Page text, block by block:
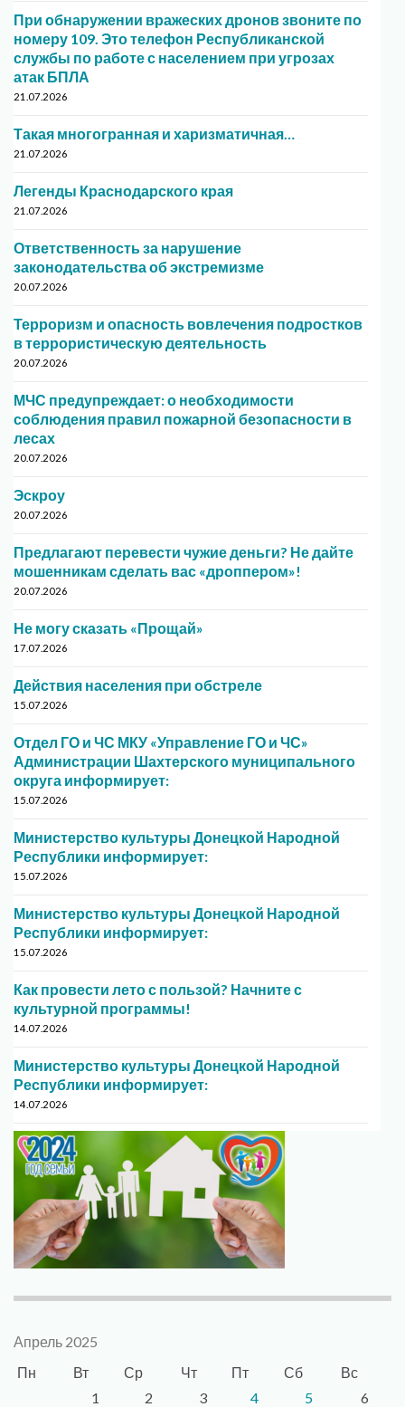
При обнаружении вражеских дронов звоните по
номеру 109. Это телефон Республиканской
службы по работе с населением при угрозах
атак БПЛА
21.07.2026
Такая многогранная и харизматичная…
21.07.2026
Легенды Краснодарского края
21.07.2026
Ответственность за нарушение
законодательства об экстремизме
20.07.2026
Терроризм и опасность вовлечения подростков
в террористическую деятельность
20.07.2026
МЧС предупреждает: о необходимости
соблюдения правил пожарной безопасности в
лесах
20.07.2026
Эскроу
20.07.2026
Предлагают перевести чужие деньги? Не дайте
мошенникам сделать вас «дроппером»!
20.07.2026
Не могу сказать «Прощай»
17.07.2026
Действия населения при обстреле
15.07.2026
Отдел ГО и ЧС МКУ «Управление ГО и ЧС»
Администрации Шахтерского муниципального
округа информирует:
15.07.2026
Министерство культуры Донецкой Народной
Республики информирует:
15.07.2026
Министерство культуры Донецкой Народной
Республики информирует:
15.07.2026
Как провести лето с пользой? Начните с
культурной программы!
14.07.2026
Министерство культуры Донецкой Народной
Республики информирует:
14.07.2026
Апрель 2025
Пн
Вт Ср Чт Пт Сб
Вс
1
2 3 4 5 6